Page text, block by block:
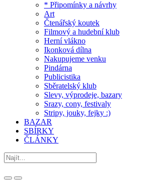
* Připomínky a návrhy
Art
Čtenářský koutek
Filmový a hudební klub
Herní vlákno
Ikonková dílna
Nakupujeme venku
Pindárna
Publicistika
Sběratelský klub
Slevy, výprodeje, bazary
Srazy, cony, festivaly
Stripy, jouky, fejky :)
BAZAR
SBÍRKY
ČLÁNKY